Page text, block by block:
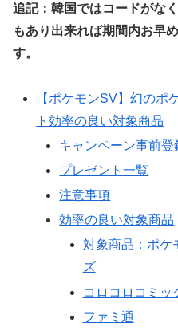
追記：韓国ではコードがな
もあり出来れば期間内お早
す。
【ポケモンSV】幻のポ
ト効率の良い対象商品
キャンペーン事前
プレゼント一覧
注意事項
効率の良い対象商品
対象商品：ポケ
ズ
コロコロコミッ
ファミ通